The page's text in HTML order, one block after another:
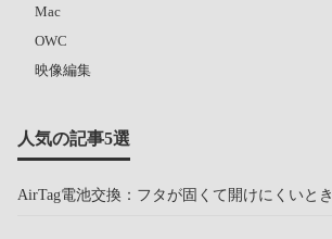
Mac
OWC
映像編集
人気の記事5選
AirTag電池交換：フタが固くて開けにくいとき